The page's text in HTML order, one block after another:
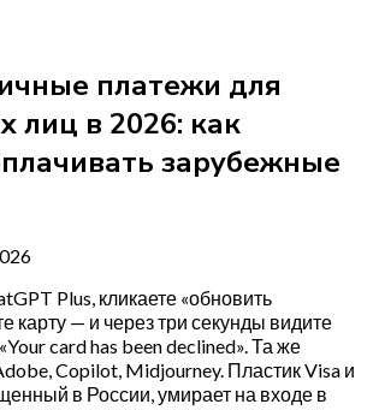
платежи для
лиц в 2026: как
зарубежные
Plus, кликаете «обновить
карту — и через три секунды видите
card has been declined». Та же
Copilot, Midjourney. Пластик Visa и
в России, умирает на входе в